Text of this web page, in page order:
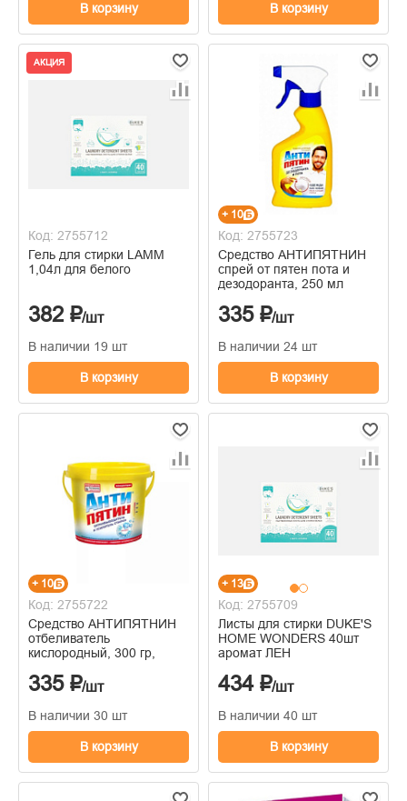
В корзину В корзину
АКЦИЯ
Код: 2755712
Гель для стирки LAMM
1,04л для белого
382 ₽/шт
В наличии 19 шт
В корзину
+ 10
Код: 2755723
Средство АНТИПЯТНИН
спрей от пятен пота и
дезодоранта, 250 мл
335 ₽/шт
В наличии 24 шт
В корзину
+ 10
Код: 2755722
Средство АНТИПЯТНИН
отбеливатель
кислородный, 300 гр,
335 ₽/шт
В наличии 30 шт
В корзину
+ 13
Код: 2755709
Листы для стирки DUKE'S
HOME WONDERS 40шт
аромат ЛЕН
434 ₽/шт
В наличии 40 шт
В корзину